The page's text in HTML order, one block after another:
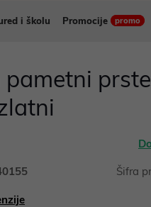
i školu Promocije promo
pametni
Šifra